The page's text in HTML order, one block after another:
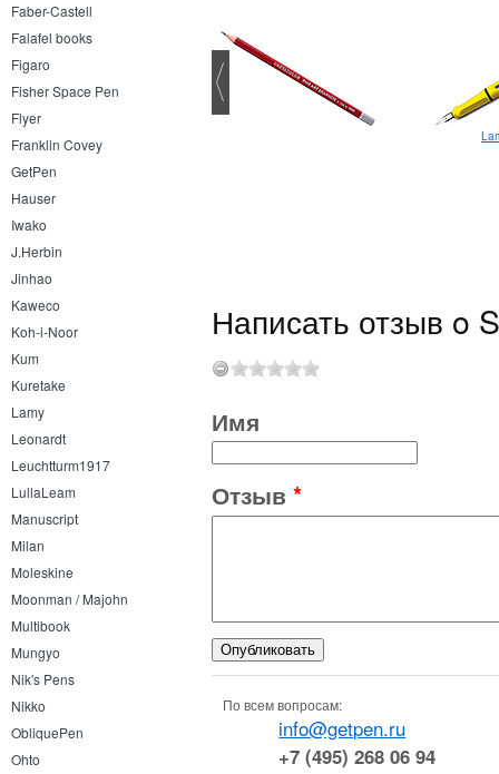
Faber-Castell
Falafel books
Figaro
Fisher Space Pen
Flyer
Franklin Covey
GetPen
Hauser
Iwako
J.Herbin
Jinhao
Kaweco
Koh-i-Noor
Kum
Kuretake
Lamy
Leonardt
Leuchtturm1917
LullaLeam
Manuscript
Milan
Moleskine
Moonman / Majohn
Multibook
Mungyo
Nik's Pens
Nikko
ObliquePen
Ohto
Написать отзыв o
Имя
Отзыв *
По всем вопросам:
info@getpen.ru
+7 (495) 268 06 94